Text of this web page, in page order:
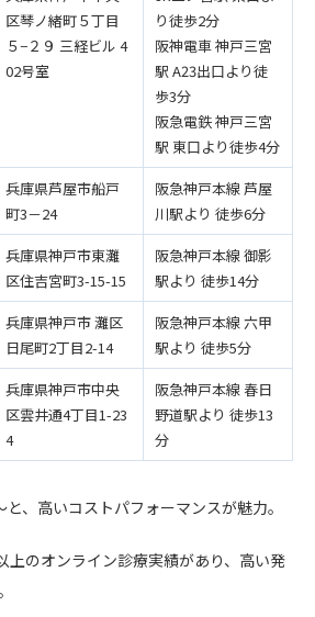
区琴ノ緒町５丁目
５−２９ 三経ビル 4
02号室
り徒歩2分
阪神電車 神戸三宮
駅 A23出口より徒
歩3分
阪急電鉄 神戸三宮
駅 東口より徒歩4分
兵庫県芦屋市船戸
町3－24
阪急神戸本線 芦屋
川駅より 徒歩6分
兵庫県神戸市東灘
区住吉宮町3-15-15
阪急神戸本線 御影
駅より 徒歩14分
兵庫県神戸市 灘区
日尾町2丁目2-14
阪急神戸本線 六甲
駅より 徒歩5分
兵庫県神戸市中央
区雲井通4丁目1-23
4
阪急神戸本線 春日
野道駅より 徒歩13
分
、高いコストパフォーマンスが魅力。
上のオンライン診療実績があり、高い発